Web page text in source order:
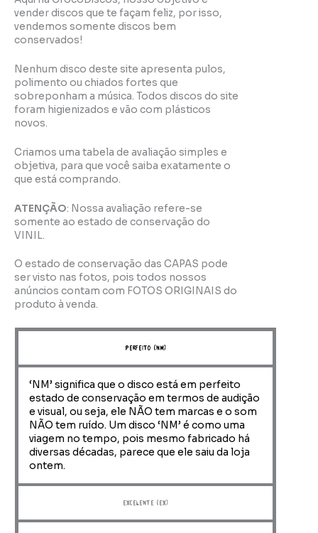
vender discos que te façam feliz, por isso,
vendemos somente discos bem
conservados!
Nenhum disco deste site apresenta pulos,
polimento ou chiados fortes que
sobreponham a música. Todos discos do site
foram higienizados e vão com plásticos
novos.
Criamos uma tabela de avaliação simples e
objetiva, para que você saiba exatamente o
que está comprando.
ATENÇÃO: Nossa avaliação refere-se
somente ao estado de conservação do
VINIL.
O estado de conservação das CAPAS pode
ser visto nas fotos, pois todos nossos
anúncios contam com FOTOS ORIGINAIS do
produto à venda.
perfeito (NM)
‘NM’ significa que o disco está em perfeito
estado de conservação em termos de audição
e visual, ou seja, ele NÃO tem marcas e o som
NÃO tem ruído. Um disco ‘NM’ é como uma
viagem no tempo, pois mesmo fabricado há
diversas décadas, parece que ele saiu da loja
ontem.
Excelente (EX)